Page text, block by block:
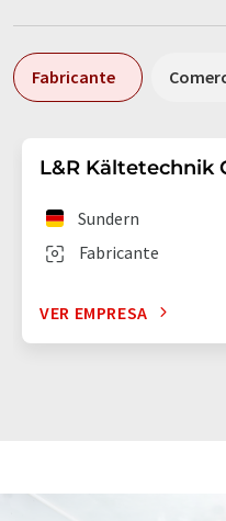
Fabricante
L&R Kältetechnik
Fabricante
Sundern
VER EMPRESA